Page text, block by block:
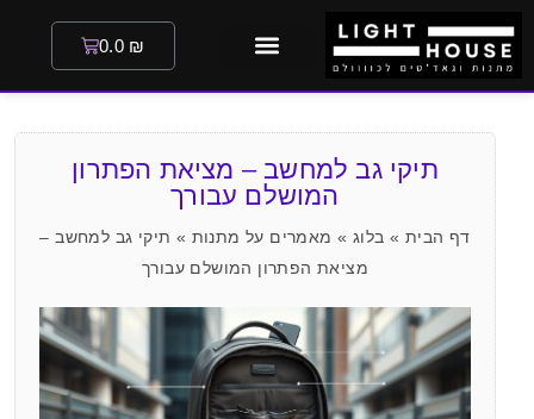
0.0 ₪
תיקי גב למחשב – מציאת הפתרון
המושלם עבורך
דף הבית » בלוג » מאמרים על מתנות » תיקי גב למחשב –
מציאת הפתרון המושלם עבורך